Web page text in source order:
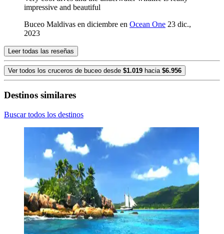
impressive and beautiful
Buceo Maldivas en diciembre en Ocean One 23 dic.,
2023
Leer todas las reseñas
Ver todos los cruceros de buceo desde $1.019 hacia $6.956
Destinos similares
Buscar todos los destinos